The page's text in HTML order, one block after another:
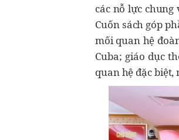
các nỗ lực
Cuốn sách góp
mối quan hệ
Cuba; giáo dục
quan hệ đặc